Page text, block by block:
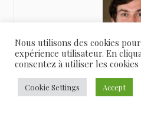
Passionné par le thé j’ai
Nous utilisons des cookies
expérience utilisateur. En
consentez à utiliser les cookies
Cookie Settings Accept